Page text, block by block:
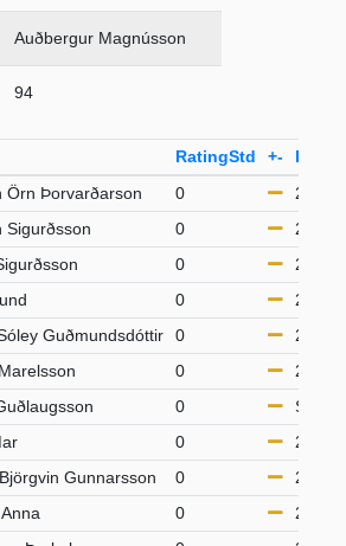
Auðbergur Magnússon
94
RatingStd +-
Örn Þorvarðarson 0
21-49
Sigurðsson 0
21-49
0
21-49
0
21-49
Guðmundsdóttir 0
21-49
0
21-49
0
S50
0
21-49
Gunnarsson 0
21-49
0
21-49